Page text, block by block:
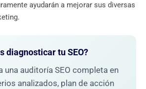
ayudarán a mejorar sus diversas
diagnosticar tu SEO?
una auditoría SEO completa en
analizados, plan de acción